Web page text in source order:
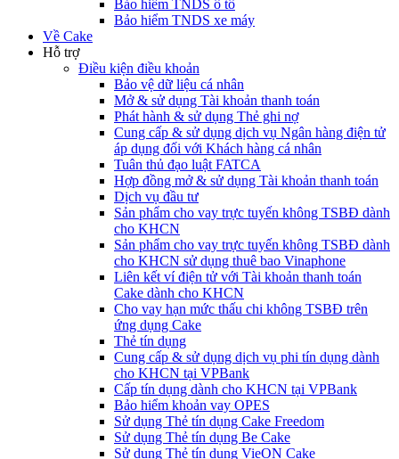
Bảo hiểm TNDS ô tô
Bảo hiểm TNDS xe máy
Về Cake
Hỗ trợ
Điều kiện điều khoản
Bảo vệ dữ liệu cá nhân
Mở & sử dụng Tài khoản thanh toán
Phát hành & sử dụng Thẻ ghi nợ
Cung cấp & sử dụng dịch vụ Ngân hàng điện tử
áp dụng đối với Khách hàng cá nhân
Tuân thủ đạo luật FATCA
Hợp đồng mở & sử dụng Tài khoản thanh toán
Dịch vụ đầu tư
Sản phẩm cho vay trực tuyến không TSBĐ dành
cho KHCN
Sản phẩm cho vay trực tuyến không TSBĐ dành
cho KHCN sử dụng thuê bao Vinaphone
Liên kết ví điện tử với Tài khoản thanh toán
Cake dành cho KHCN
Cho vay hạn mức thấu chi không TSBĐ trên
ứng dụng Cake
Thẻ tín dụng
Cung cấp & sử dụng dịch vụ phi tín dụng dành
cho KHCN tại VPBank
Cấp tín dụng dành cho KHCN tại VPBank
Bảo hiểm khoản vay OPES
Sử dụng Thẻ tín dụng Cake Freedom
Sử dụng Thẻ tín dụng Be Cake
Sử dụng Thẻ tín dụng VieON Cake